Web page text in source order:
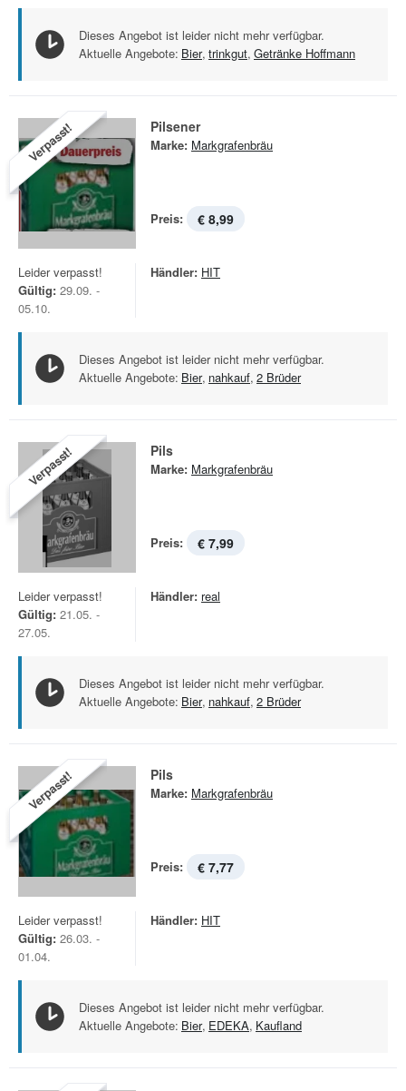
Dieses Angebot ist leider nicht mehr verfügbar.
Aktuelle Angebote: Bier, trinkgut, Getränke Hoffmann
Verpasst! Pilsener
Marke: Markgrafenbräu
Preis: € 8,99
Leider verpasst!
Gültig: 29.09. -
05.10.
Händler: HIT
Dieses Angebot ist leider nicht mehr verfügbar.
Aktuelle Angebote: Bier, nahkauf, 2 Brüder
Verpasst! Pils
Marke: Markgrafenbräu
Preis: € 7,99
Leider verpasst!
Gültig: 21.05. -
27.05.
Händler: real
Dieses Angebot ist leider nicht mehr verfügbar.
Aktuelle Angebote: Bier, nahkauf, 2 Brüder
Verpasst! Pils
Marke: Markgrafenbräu
Preis: € 7,77
Leider verpasst!
Gültig: 26.03. -
01.04.
Händler: HIT
Dieses Angebot ist leider nicht mehr verfügbar.
Aktuelle Angebote: Bier, EDEKA, Kaufland